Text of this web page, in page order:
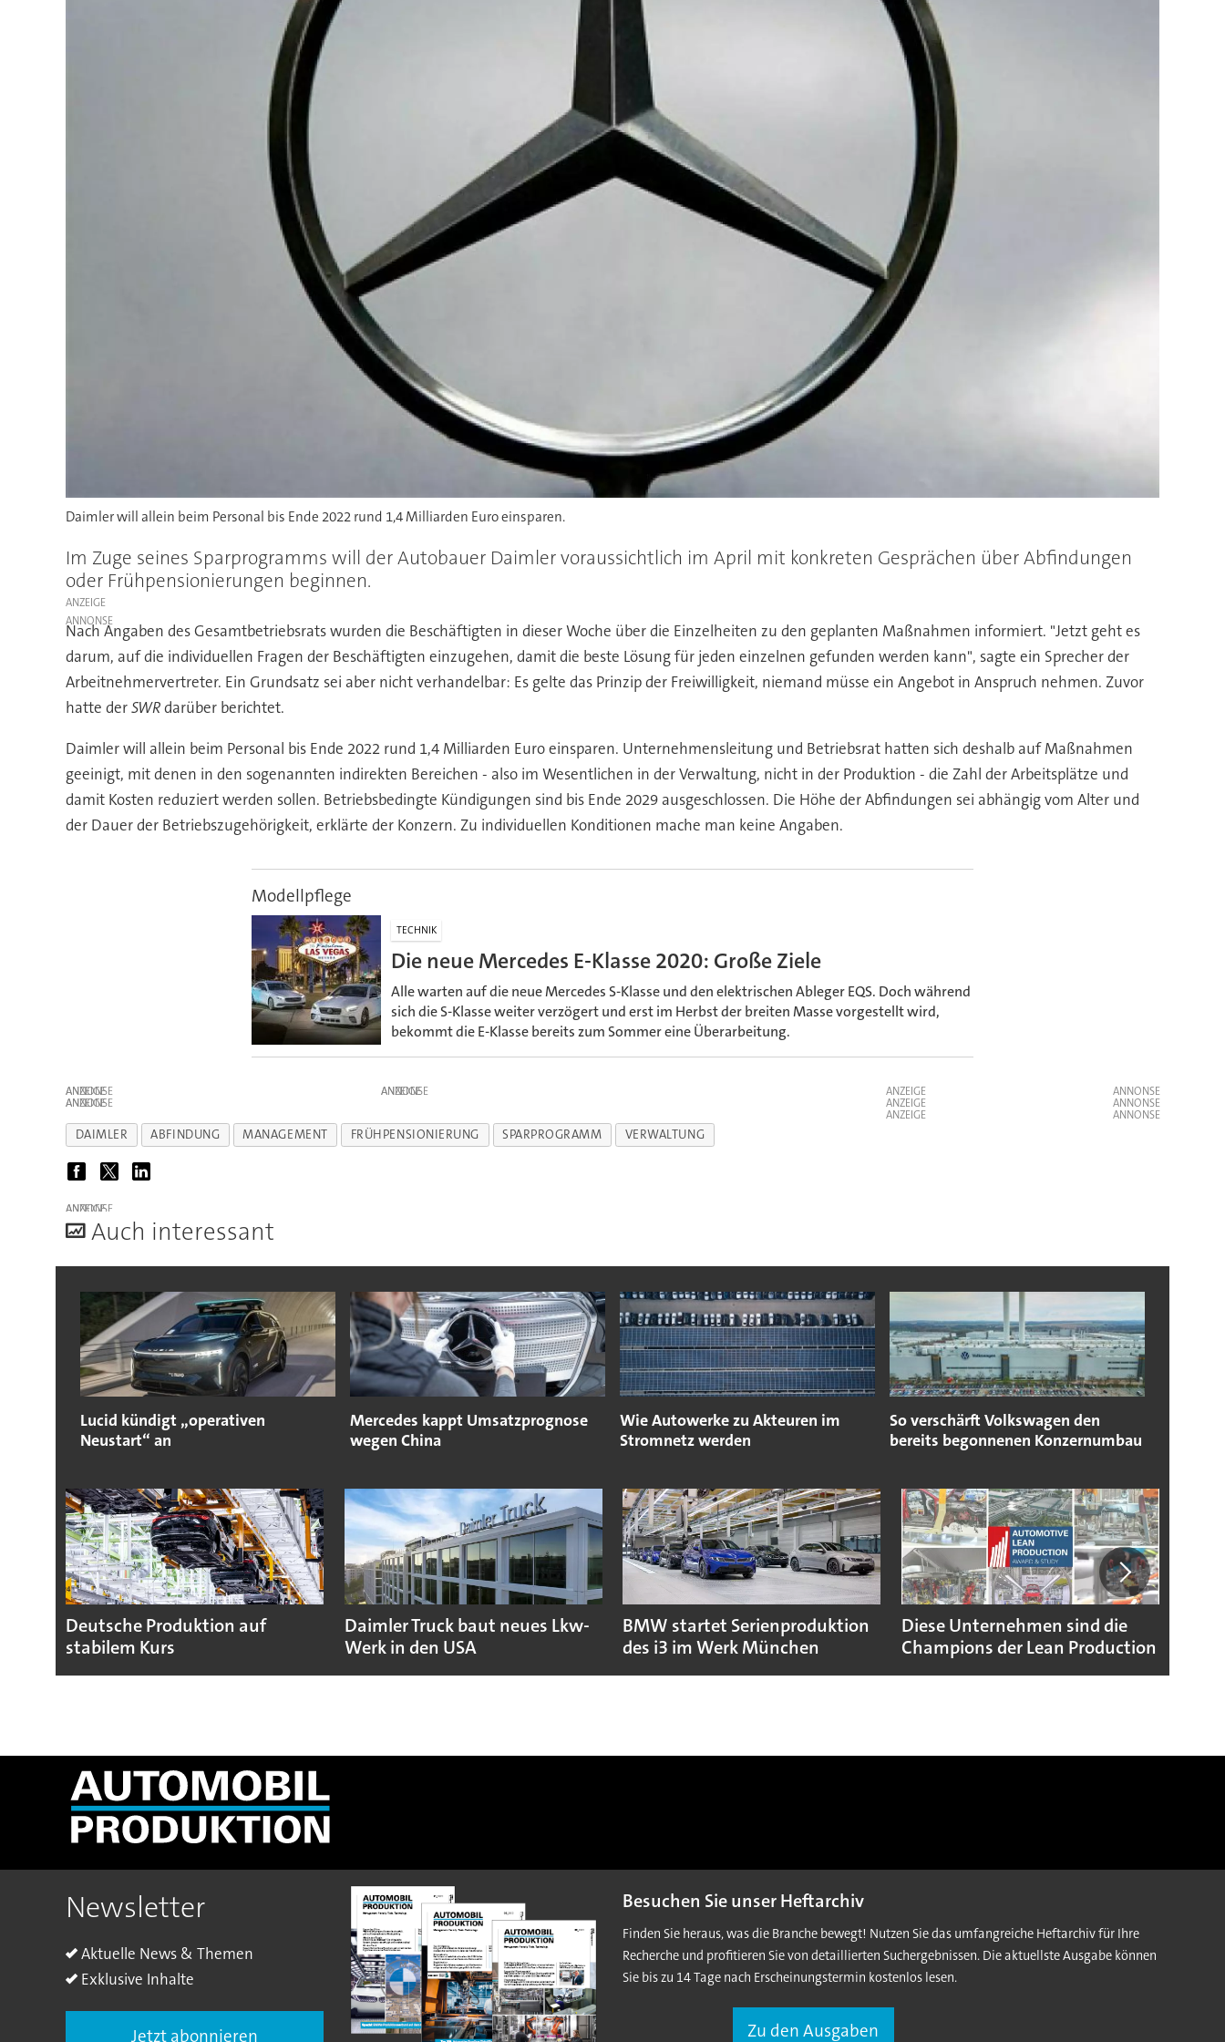
Daimler will allein beim Personal bis Ende 2022 rund 1,4 Milliarden Euro einsparen.
Im Zuge seines Sparprogramms will der Autobauer Daimler voraussichtlich im April mit konkreten Gesprächen über Abfindungen
oder Frühpensionierungen beginnen.
ANZEIGE
Nach Angaben des Gesamtbetriebsrats wurden die Beschäftigten in dieser Woche über die Einzelheiten zu den geplanten Maßnahmen informiert. "Jetzt geht es
darum, auf die individuellen Fragen der Beschäftigten einzugehen, damit die beste Lösung für jeden einzelnen gefunden werden kann", sagte ein Sprecher der
Arbeitnehmervertreter. Ein Grundsatz sei aber nicht verhandelbar: Es gelte das Prinzip der Freiwilligkeit, niemand müsse ein Angebot in Anspruch nehmen. Zuvor
hatte derSWRdarüber berichtet.
Daimler will allein beim Personal bis Ende 2022 rund 1,4 Milliarden Euro einsparen. Unternehmensleitung und Betriebsrat hatten sich deshalb auf Maßnahmen
geeinigt, mit denen in den sogenannten indirekten Bereichen - also im Wesentlichen in der Verwaltung, nicht in der Produktion - die Zahl der Arbeitsplätze und
damit Kosten reduziert werden sollen. Betriebsbedingte Kündigungen sind bis Ende 2029 ausgeschlossen. Die Höhe der Abfindungen sei abhängig vom Alter und
der Dauer der Betriebszugehörigkeit, erklärte der Konzern. Zu individuellen Konditionen mache man keine Angaben.
Modellpflege
TECHNIK
Die neue Mercedes E-Klasse 2020: Große Ziele
Alle warten auf die neue Mercedes S-Klasse und den elektrischen Ableger EQS. Doch während
sich die S-Klasse weiter verzögert und erst im Herbst der breiten Masse vorgestellt wird,
bekommt die E-Klasse bereits zum Sommer eine Überarbeitung.
ANZEIGE ANZEIGE
ANZEIGE
ANZEIGE
ANZEIGE
ANZEIGE
DAIMLER ABFINDUNG MANAGEMENT FRÜHPENSIONIERUNG SPARPROGRAMM VERWALTUNG
ANZEIGE
Auch interessant
Lucid kündigt „operativen
Neustart“ an
Mercedes kappt Umsatzprognose
wegen China
Wie Autowerke zu Akteuren im
Stromnetz werden
So verschärft Volkswagen den
bereits begonnenen Konzernumbau
Deutsche Produktion auf
stabilem Kurs
Daimler Truck baut neues Lkw-
Werk in den USA
BMW startet Serienproduktion
des i3 im Werk München
Diese Unternehmen sind die
Champions der Lean Production
Newsletter
Aktuelle News & Themen
Exklusive Inhalte
Jetzt abonnieren
Besuchen Sie unser Heftarchiv
Finden Sie heraus, was die Branche bewegt! Nutzen Sie das umfangreiche Heftarchiv für Ihre
Recherche und profitieren Sie von detaillierten Suchergebnissen. Die aktuellste Ausgabe können
Sie bis zu 14 Tage nach Erscheinungstermin kostenlos lesen.
Zu den Ausgaben